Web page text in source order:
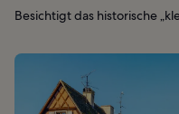
Besichtigt das historische